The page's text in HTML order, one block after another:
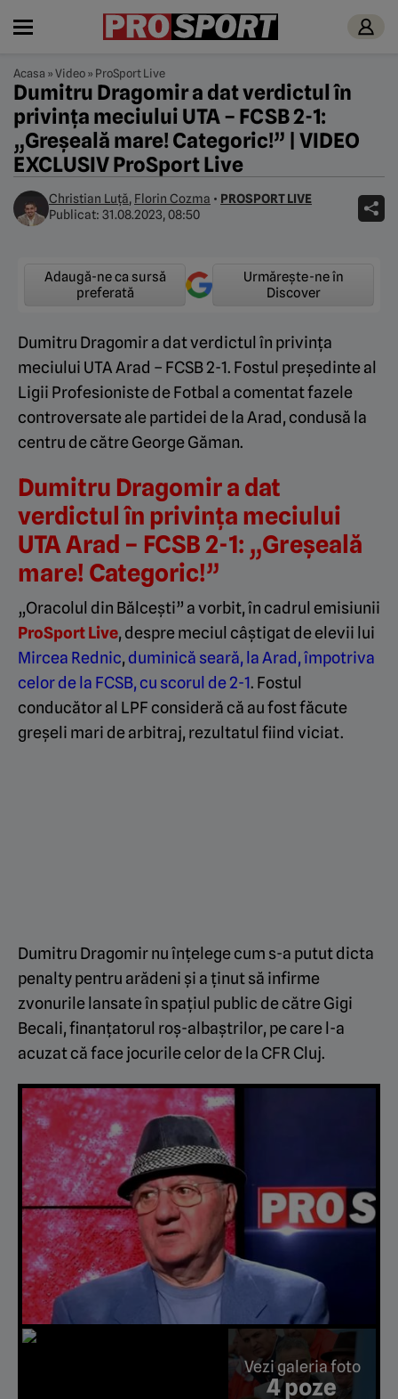
Acasa »Video» ProSport Live
Dumitru Dragomir a dat verdictul în
privința meciului UTA – FCSB 2-1:
„Greșeală mare! Categoric!” | VIDEO
EXCLUSIV ProSport Live
Christian Luță, Florin Cozma • PROSPORT LIVE
Publicat: 31.08.2023, 08:50
Adaugă-ne ca sursă
preferată
Urmărește-ne în
Discover
Dumitru Dragomir a dat verdictul în privința
meciului UTA Arad – FCSB 2-1. Fostul președinte al
Ligii Profesioniste de Fotbal a comentat fazele
controversate ale partidei de la Arad, condusă la
centru de către George Găman.
Dumitru Dragomir a dat
verdictul în privința meciului
UTA Arad – FCSB 2-1: „Greșeală
mare! Categoric!”
„Oracolul din Bălcești” a vorbit, în cadrul emisiunii
ProSport Live, despre meciul câștigat de elevii lui
Mircea Rednic, duminică seară, la Arad, împotriva
celor de la FCSB, cu scorul de 2-1. Fostul
conducător al LPF consideră că au fost făcute
greșeli mari de arbitraj, rezultatul fiind viciat.
Dumitru Dragomir nu înțelege cum s-a putut dicta
penalty pentru arădeni și a ținut să infirme
zvonurile lansate în spațiul public de către Gigi
Becali, finanțatorul roș-albaștrilor, pe care l-a
acuzat că face jocurile celor de la CFR Cluj.
Vezi galeria foto
4 poze